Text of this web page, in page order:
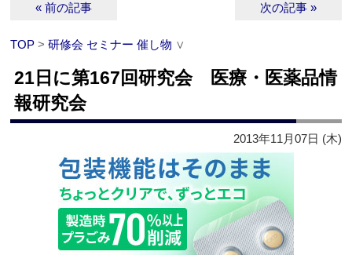
« 前の記事 次の記事 »
TOP >研修会 セミナー 催し物 ∨
21日に第167回研究会 医療・医薬品情
報研究会
2013年11月07日 (木)